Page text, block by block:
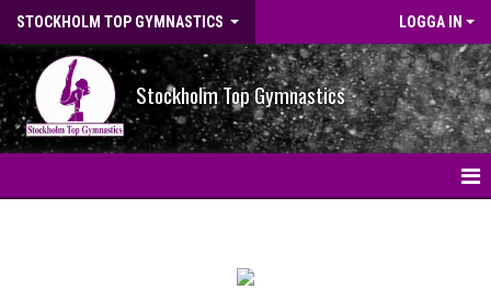
STOCKHOLM TOP GYMNASTICS LOGGA IN
Stockholm Top Gymnastics